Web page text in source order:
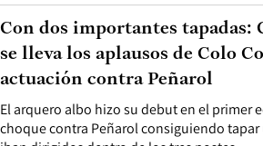
El arquero albo hizo su debut en el primer
choque contra Peñarol consiguiendo
Con dos importantes tapadas:
se lleva los aplausos de Colo
actuación contra Peñarol